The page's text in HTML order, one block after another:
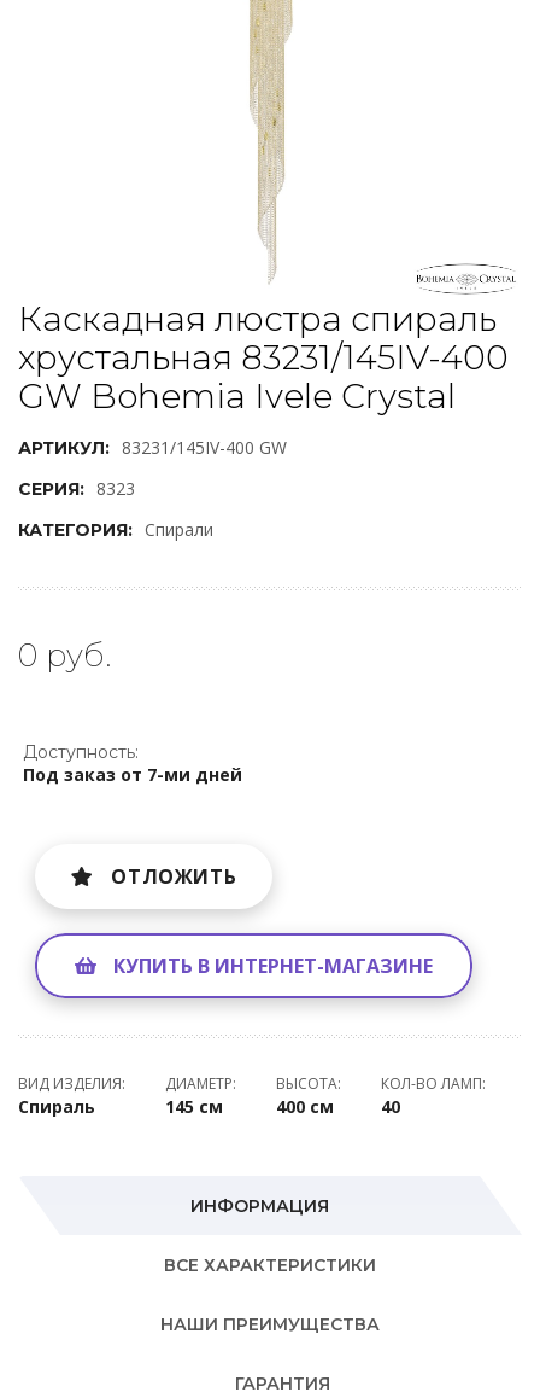
Каскадная люстра спираль
хрустальная 83231/145IV-400
GW Bohemia Ivele Crystal
АРТИКУЛ: 83231/145IV-400 GW
СЕРИЯ: 8323
КАТЕГОРИЯ: Спирали
0 руб.
Доступность:
Под заказ от 7-ми дней
ОТЛОЖИТЬ
КУПИТЬ В ИНТЕРНЕТ-МАГАЗИНЕ
ВИД ИЗДЕЛИЯ:
Спираль
ДИАМЕТР:
145 см
ВЫСОТА:
400 см
КОЛ-ВО ЛАМП:
40
ИНФОРМАЦИЯ
ВСЕ ХАРАКТЕРИСТИКИ
НАШИ ПРЕИМУЩЕСТВА
ГАРАНТИЯ